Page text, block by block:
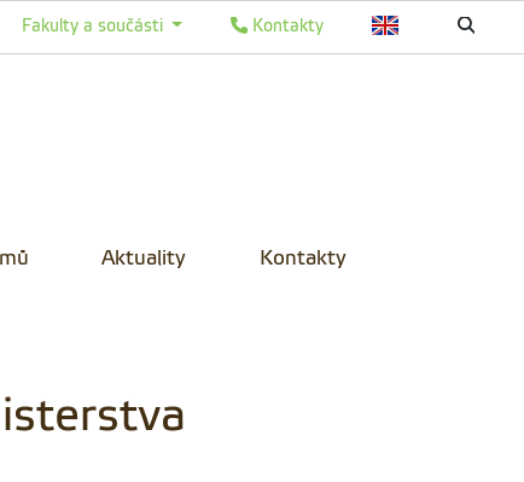
Kontakty
Fakulty a součásti
Aktuality Kontakty